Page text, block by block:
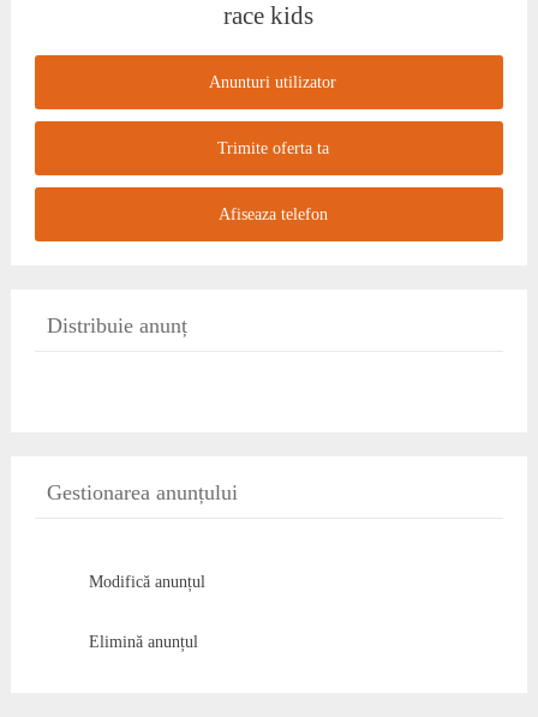
race kids
Anunturi utilizator
Trimite oferta ta
Afiseaza telefon
Distribuie anunț
Gestionarea anunțului
Modifică anunțul
Elimină anunțul